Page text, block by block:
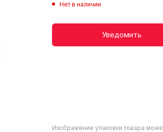
Нет в наличии
Уведомить
Изображение упаковки товара